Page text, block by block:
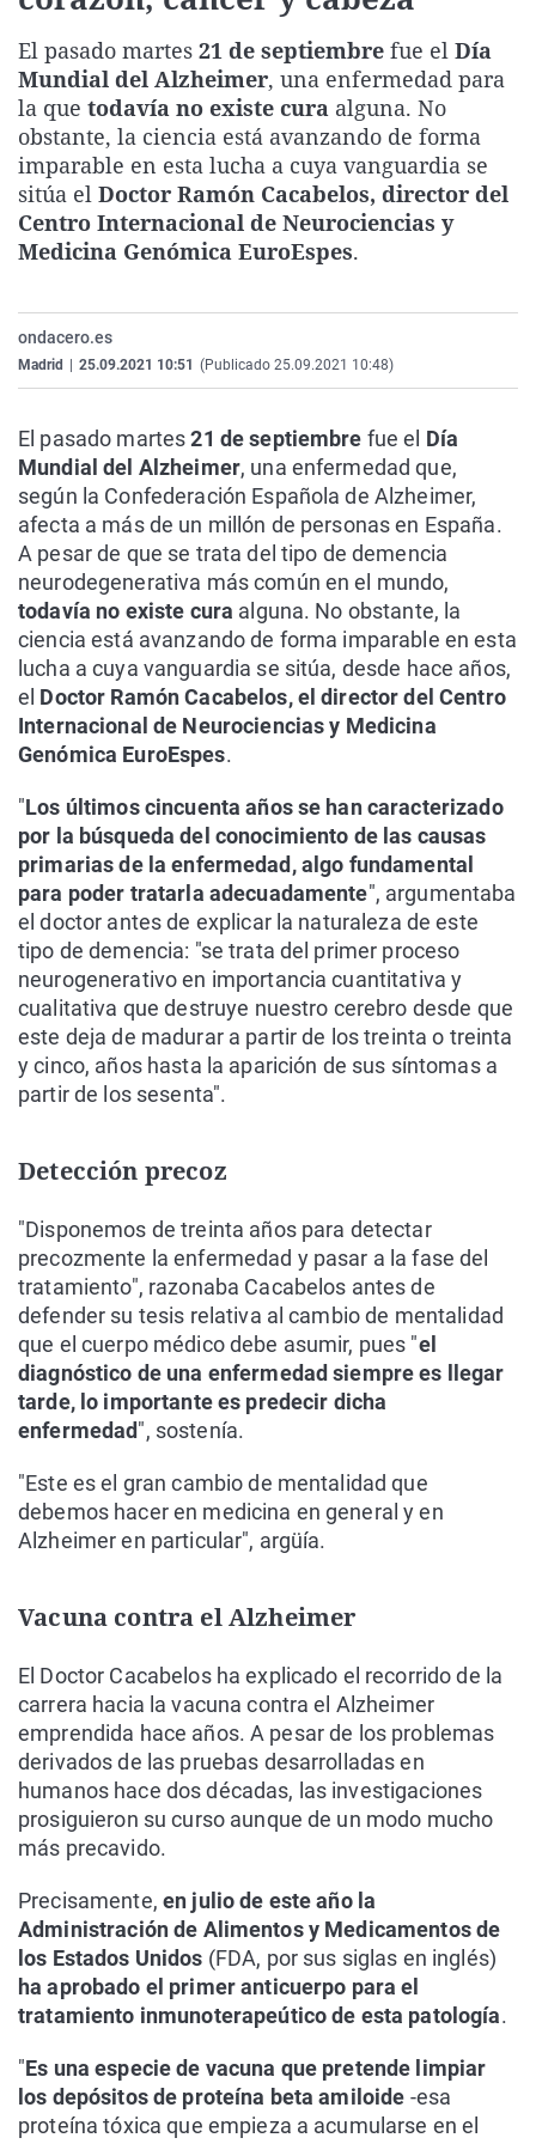
Gente viajera
Como el perro y el
Retornados
Equipo de
Operación Viuda
Galicia
La Rioja
Navarra
País Vasco
Televisión
Elecciones
El pasado martes 21 de septiembre fue el Día
Mundial del Alzheimer, una enfermedad para
la que todavía no existe cura alguna. No
obstante, la ciencia está avanzando de forma
imparable en esta lucha a cuya vanguardia se
sitúa el Doctor Ramón Cacabelos, director del
Centro Internacional de Neurociencias y
Medicina Genómica EuroEspes.
ondacero.es
Madrid 25.09.2021 10:51 (Publicado 25.09.2021 10:48)
El pasado martes21 de septiembre fue el Día
Mundial del Alzheimer, una enfermedad que,
según la Confederación Española de Alzheimer,
afecta a más de un millón de personas en España.
A pesar de que se trata del tipo de demencia
neurodegenerativa más común en el mundo,
todavía no existe cura alguna. No obstante, la
ciencia está avanzando de forma imparable en esta
lucha a cuya vanguardia se sitúa, desde hace años,
el Doctor Ramón Cacabelos, el director del Centro
Internacional de Neurociencias y Medicina
Genómica EuroEspes.
"Los últimos cincuenta años se han caracterizado
por la búsqueda del conocimiento de las causas
primarias de la enfermedad, algo fundamental
para poder tratarla adecuadamente", argumentaba
el doctor antes de explicar la naturaleza de este
tipo de demencia: "se trata del primer proceso
neurogenerativo en importancia cuantitativa y
cualitativa que destruye nuestro cerebro desde que
este deja de madurar a partir de los treinta o treinta
y cinco, años hasta la aparición de sus síntomas a
partir de los sesenta".
Detección precoz
"Disponemos de treinta años para detectar
precozmente la enfermedad y pasar a la fase del
tratamiento", razonaba Cacabelos antes de
defender su tesis relativa al cambio de mentalidad
que el cuerpo médico debe asumir, pues "el
diagnóstico de una enfermedad siempre es llegar
tarde, lo importante es predecir dicha
enfermedad", sostenía.
"Este es el gran cambio de mentalidad que
debemos hacer en medicina en general y en
Alzheimer en particular", argüía.
Vacuna contra el Alzheimer
El Doctor Cacabelos ha explicado el recorrido de la
carrera hacia la vacuna contra el Alzheimer
emprendida hace años. A pesar de los problemas
derivados de las pruebas desarrolladas en
humanos hace dos décadas, las investigaciones
prosiguieron su curso aunque de un modo mucho
más precavido.
Precisamente, en julio de este año la
Administración de Alimentos y Medicamentos de
los Estados Unidos (FDA, por sus siglas en inglés)
ha aprobado el primer anticuerpo para el
tratamiento inmunoterapeútico de esta patología.
"Es una especie de vacuna que pretende limpiar
los depósitos de proteína beta amiloide -esa
proteína tóxica que empieza a acumularse en el